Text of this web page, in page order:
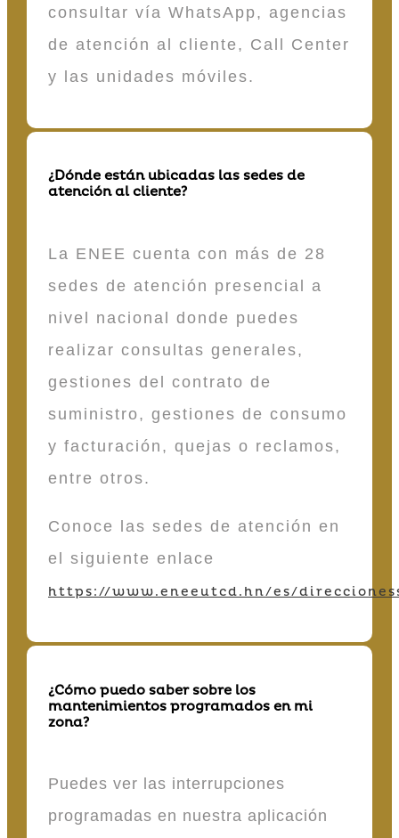
consultar vía WhatsApp, agencias
de atención al cliente, Call Center
y las unidades móviles.
¿Dónde están ubicadas las sedes de
atención al cliente?
La ENEE cuenta con más de 28
sedes de atención presencial a
nivel nacional donde puedes
realizar consultas generales,
gestiones del contrato de
suministro, gestiones de consumo
y facturación, quejas o reclamos,
entre otros.
Conoce las sedes de atención en
el siguiente enlace
https://www.eneeutcd.hn/es/
¿Cómo puedo saber sobre los
mantenimientos programados en mi
zona?
Puedes ver las interrupciones
programadas en nuestra aplicación